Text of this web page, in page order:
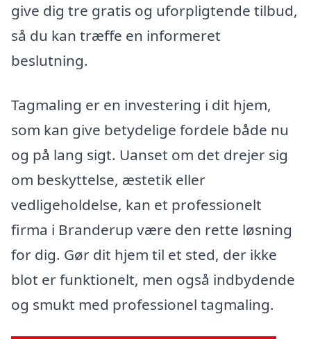
give dig tre gratis og uforpligtende tilbud,
så du kan træffe en informeret
beslutning.
Tagmaling er en investering i dit hjem,
som kan give betydelige fordele både nu
og på lang sigt. Uanset om det drejer sig
om beskyttelse, æstetik eller
vedligeholdelse, kan et professionelt
firma i Branderup være den rette løsning
for dig. Gør dit hjem til et sted, der ikke
blot er funktionelt, men også indbydende
og smukt med professionel tagmaling.